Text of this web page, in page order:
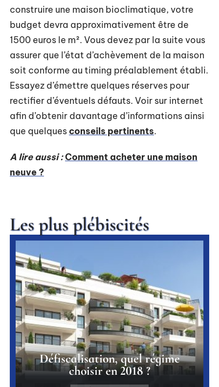
construire une maison bioclimatique, votre
budget devra approximativement être de
1500 euros le m². Vous devez par la suite vous
assurer que l’état d’achèvement de la maison
soit conforme au timing préalablement établi.
Essayez d’émettre quelques réserves pour
rectifier d’éventuels défauts. Voir sur internet
afin d’obtenir davantage d’informations ainsi
que quelques conseils pertinents.
A lire aussi :Comment acheter une maison
neuve ?
Les plus plébiscités
Défiscalisation, quel régime
choisir en 2018 ?